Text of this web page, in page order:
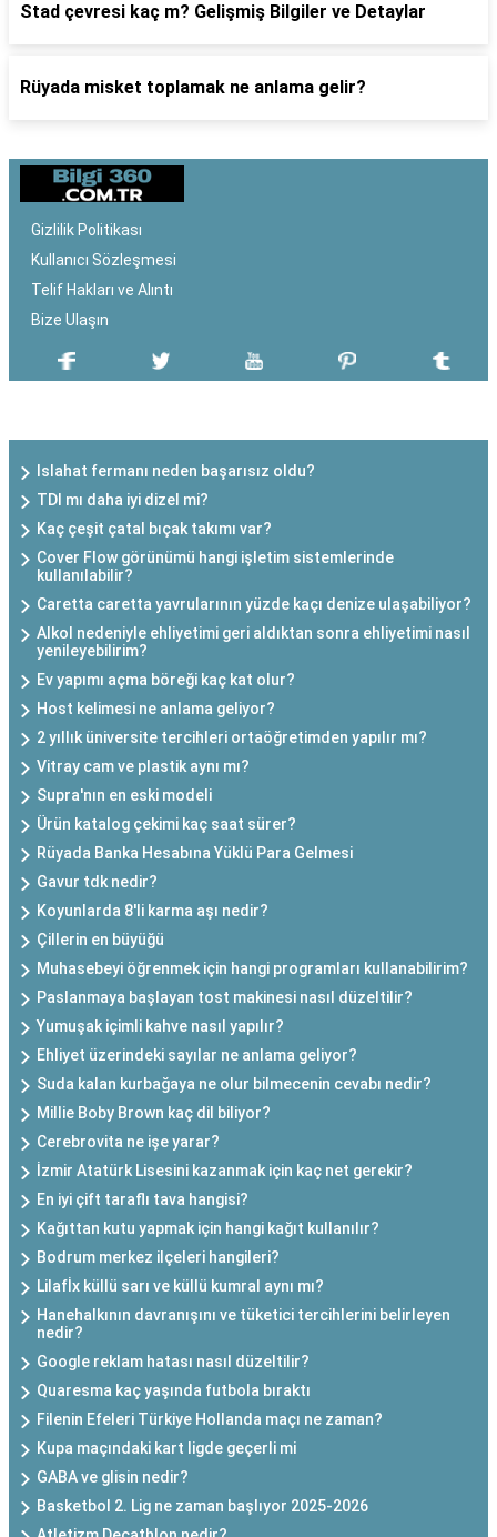
Stad çevresi kaç m? Gelişmiş Bilgiler ve Detaylar
Rüyada misket toplamak ne anlama gelir?
Gizlilik Politikası
Kullanıcı Sözleşmesi
Telif Hakları ve Alıntı
Bize Ulaşın
Islahat fermanı neden başarısız oldu?
TDI mı daha iyi dizel mi?
Kaç çeşit çatal bıçak takımı var?
Cover Flow görünümü hangi işletim sistemlerinde
kullanılabilir?
Caretta caretta yavrularının yüzde kaçı denize ulaşabiliyor?
Alkol nedeniyle ehliyetimi geri aldıktan sonra ehliyetimi nasıl
yenileyebilirim?
Ev yapımı açma böreği kaç kat olur?
Host kelimesi ne anlama geliyor?
2 yıllık üniversite tercihleri ortaöğretimden yapılır mı?
Vitray cam ve plastik aynı mı?
Supra'nın en eski modeli
Ürün katalog çekimi kaç saat sürer?
Rüyada Banka Hesabına Yüklü Para Gelmesi
Gavur tdk nedir?
Koyunlarda 8'li karma aşı nedir?
Çillerin en büyüğü
Muhasebeyi öğrenmek için hangi programları kullanabilirim?
Paslanmaya başlayan tost makinesi nasıl düzeltilir?
Yumuşak içimli kahve nasıl yapılır?
Ehliyet üzerindeki sayılar ne anlama geliyor?
Suda kalan kurbağaya ne olur bilmecenin cevabı nedir?
Millie Boby Brown kaç dil biliyor?
Cerebrovita ne işe yarar?
İzmir Atatürk Lisesini kazanmak için kaç net gerekir?
En iyi çift taraflı tava hangisi?
Kağıttan kutu yapmak için hangi kağıt kullanılır?
Bodrum merkez ilçeleri hangileri?
Lilafİx küllü sarı ve küllü kumral aynı mı?
Hanehalkının davranışını ve tüketici tercihlerini belirleyen
nedir?
Google reklam hatası nasıl düzeltilir?
Quaresma kaç yaşında futbola bıraktı
Filenin Efeleri Türkiye Hollanda maçı ne zaman?
Kupa maçındaki kart ligde geçerli mi
GABA ve glisin nedir?
Basketbol 2. Lig ne zaman başlıyor 2025-2026